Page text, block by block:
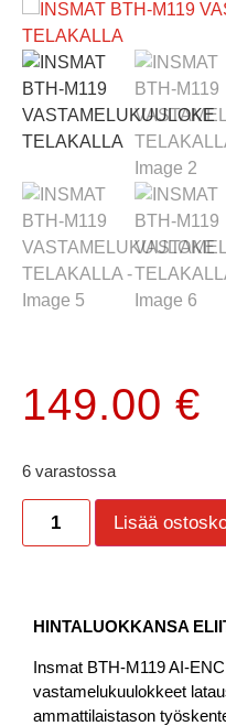
149.00 €
6 varastossa
Lisää
HINTALUOKKANSA
Insmat BTH-M119 AI-
vastamelukuulokkeet
ammattilaistason